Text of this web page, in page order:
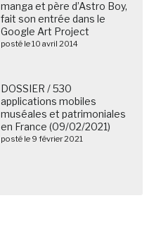
manga et père d’Astro Boy,
fait son entrée dans le
Google Art Project
posté le 10 avril 2014
DOSSIER / 530
applications mobiles
muséales et patrimoniales
en France (09/02/2021)
posté le 9 février 2021